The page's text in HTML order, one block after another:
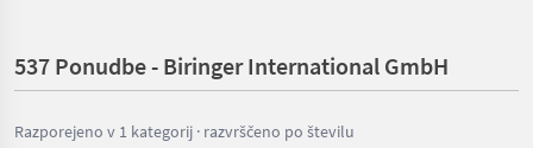
537 Ponudbe - Biringer International GmbH
Razporejeno v 1 kategorij · razvrščeno po številu